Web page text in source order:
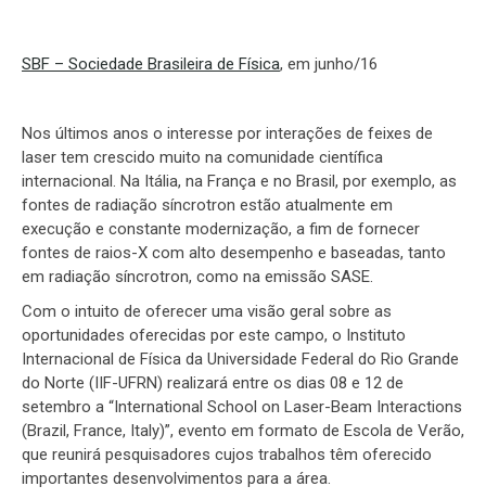
SBF – Sociedade Brasileira de Física, em junho/16
Nos últimos anos o interesse por interações de feixes de
laser tem crescido muito na comunidade científica
internacional. Na Itália, na França e no Brasil, por exemplo, as
fontes de radiação síncrotron estão atualmente em
execução e constante modernização, a fim de fornecer
fontes de raios-X com alto desempenho e baseadas, tanto
em radiação síncrotron, como na emissão SASE.
Com o intuito de oferecer uma visão geral sobre as
oportunidades oferecidas por este campo, o Instituto
Internacional de Física da Universidade Federal do Rio Grande
do Norte (IIF-UFRN) realizará entre os dias 08 e 12 de
setembro a “International School on Laser-Beam Interactions
(Brazil, France, Italy)”, evento em formato de Escola de Verão,
que reunirá pesquisadores cujos trabalhos têm oferecido
importantes desenvolvimentos para a área.